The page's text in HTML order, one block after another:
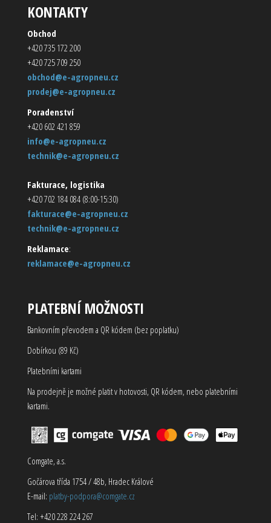
KONTAKTY
Obchod
+420 735 172 200
+420 725 709 250
obchod@e-agropneu.cz
prodej@e-agropneu.cz
Poradenství
+420 602 421 859
info@e-agropneu.cz
technik@e-agropneu.cz
Fakturace, logistika
+420 702 184 084 (8:00-15:30)
fakturace@e-agropneu.cz
technik@e-agropneu.cz
Reklamace:
reklamace@e-agropneu.cz
PLATEBNÍ MOŽNOSTI
Bankovním převodem a QR kódem (bez poplatku)
Dobírkou (89 Kč)
Platebními kartami
Na prodejně je možné platit v hotovosti, QR kódem, nebo platebními
kartami.
Comgate, a.s.
Gočárova třída 1754 / 48b, Hradec Králové
E-mail: platby-podpora@comgate.cz
Tel: +420 228 224 267